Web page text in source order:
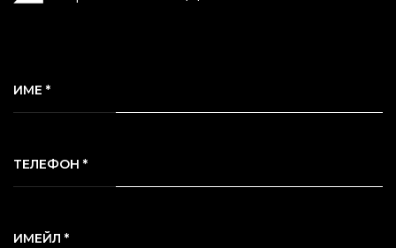
ИМЕ *
ТЕЛЕФОН *
ИМЕЙЛ *